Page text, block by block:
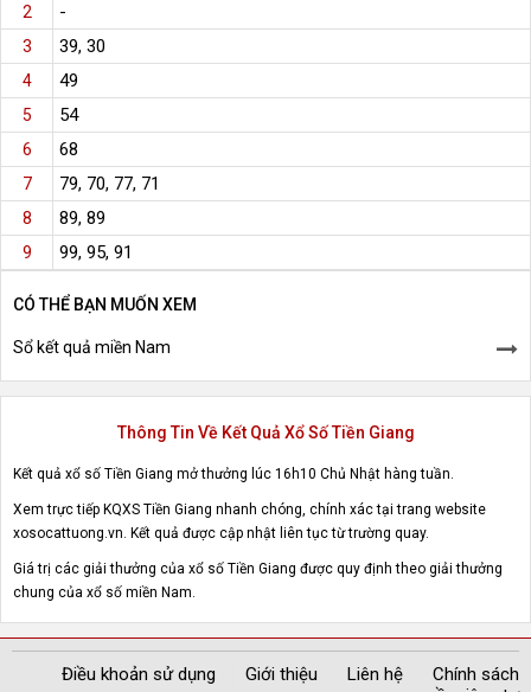
2 -
3 39, 30
4 49
5 54
6 68
7 79, 70, 77, 71
8 89, 89
9 99, 95, 91
CÓ THỂ BẠN MUỐN XEM
Sổ kết quả miền Nam
Thông Tin Về Kết Quả Xổ Số Tiền Giang
Kết quả xổ số Tiền Giang mở thưởng lúc 16h10 Chủ Nhật hàng tuần.
Xem trực tiếp KQXS Tiền Giang nhanh chóng, chính xác tại trang website
xosocattuong.vn. Kết quả được cập nhật liên tục từ trường quay.
Giá trị các giải thưởng của xổ số Tiền Giang được quy định theo giải thưởng
chung của xổ số miền Nam.
Điều khoản sử dụng Giới thiệu Liên hệ
Chính sách